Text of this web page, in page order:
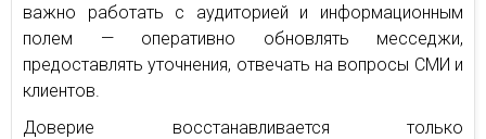
важно работать с аудиторией и информационным
полем — оперативно обновлять месседжи,
предоставлять уточнения, отвечать на вопросы СМИ и
клиентов.
Доверие восстанавливается только